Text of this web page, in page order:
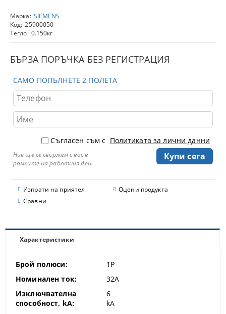
Марка: SIEMENS
Код: 25900050
Тегло: 0.150кг
БЪРЗА ПОРЪЧКА БЕЗ РЕГИСТРАЦИЯ
САМО ПОПЪЛНЕТЕ 2 ПОЛЕТА
Съгласен съм с Политиката за лични данни
Ние ще се свържем с вас в
рамките на работния ден.
Изпрати на приятел
Оцени продукта
Сравни
Характеристики
Брой полюси:
1P
Номинален ток:
32A
Изключвателна
способност, kA:
6
kA